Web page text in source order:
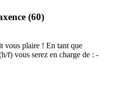
(60)
vous plaire ! En tant que
f) vous serez en charge de : -